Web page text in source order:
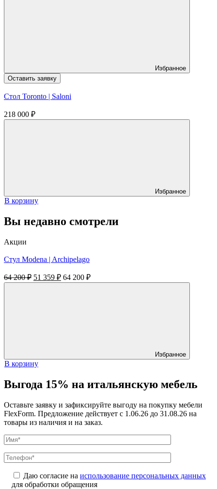
Избранное
Оставить заявку
Стол Toronto | Saloni
218 000 ₽
Избранное
В корзину
Вы недавно смотрели
Акции
Стул Modena | Archipelago
64 200₽ Первоначальная
цена
51 359 ₽Текущая
цена:
64 200 ₽
Избранное
В корзину
Выгода 15% на итальянскую мебель
Оставьте заявку и зафиксируйте выгоду на покупку мебели
FlexForm. Предложение действует с 1.06.26 до 31.08.26 на
товары из наличия и на заказ.
Даю согласие на использование персональных данных
для обработки обращения